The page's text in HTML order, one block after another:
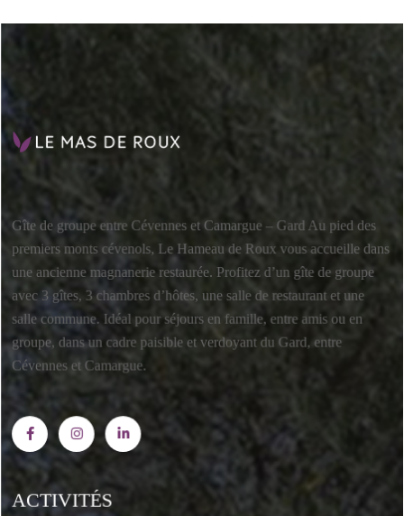
Gîte de groupe entre Cévennes et Camargue – Gard Au pied des
premiers monts cévenols, Le Hameau de Roux vous accueille dans
une ancienne magnanerie restaurée. Profitez d’un gîte de groupe
avec 3 gîtes, 3 chambres d’hôtes, une salle de restaurant et une
salle commune. Idéal pour séjours en famille, entre amis ou en
groupe, dans un cadre paisible et verdoyant du Gard, entre
Cévennes et Camargue.
ACTIVITÉS